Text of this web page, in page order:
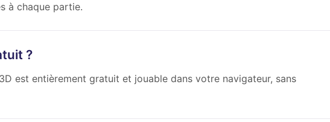
à chaque partie.
?
est entièrement gratuit et jouable dans votre navigateur, sans